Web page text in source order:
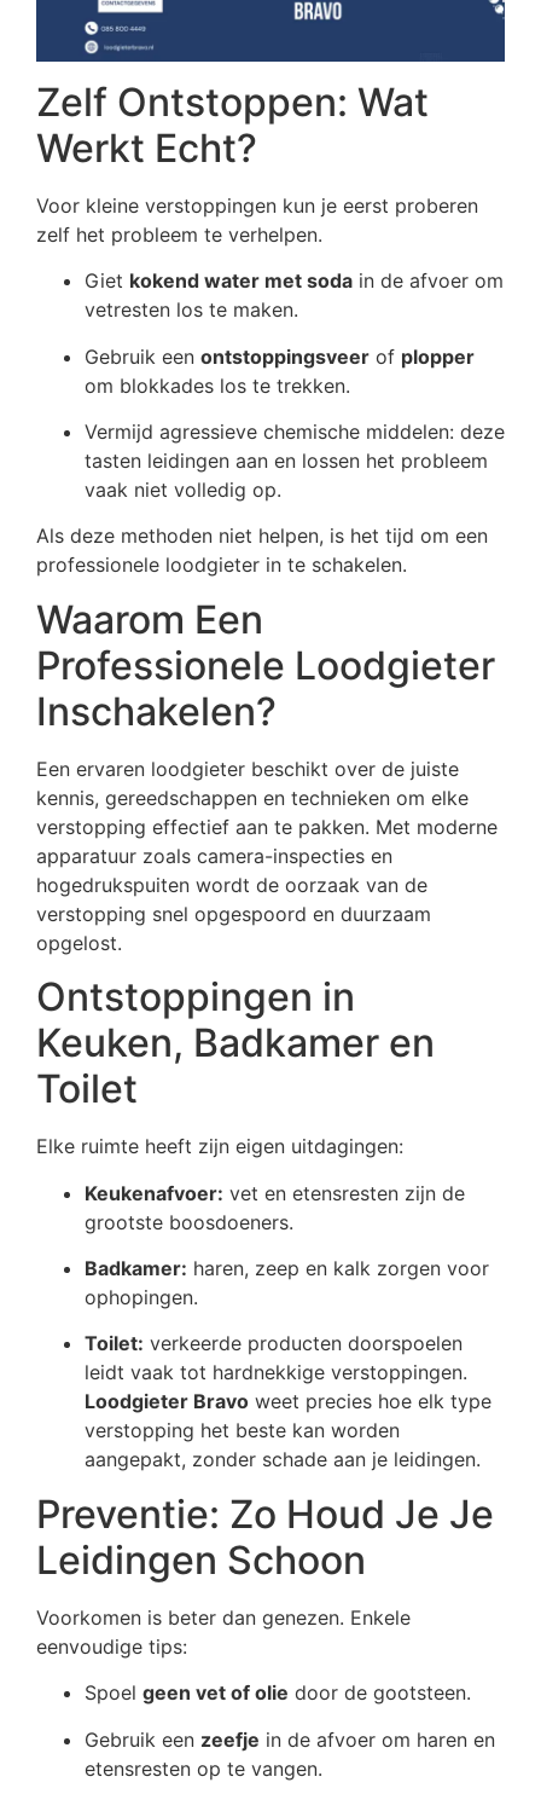
Zelf Ontstoppen: Wat
Werkt Echt?
Voor kleine verstoppingen kun je eerst proberen
zelf het probleem te verhelpen.
Giet kokend water met soda in de afvoer om
vetresten los te maken.
Gebruik een ontstoppingsveer of plopper
om blokkades los te trekken.
Vermijd agressieve chemische middelen: deze
tasten leidingen aan en lossen het probleem
vaak niet volledig op.
Als deze methoden niet helpen, is het tijd om een
professionele loodgieter in te schakelen.
Waarom Een
Professionele Loodgieter
Inschakelen?
Een ervaren loodgieter beschikt over de juiste
kennis, gereedschappen en technieken om elke
verstopping effectief aan te pakken. Met moderne
apparatuur zoals camera-inspecties en
hogedrukspuiten wordt de oorzaak van de
verstopping snel opgespoord en duurzaam
opgelost.
Ontstoppingen in
Keuken, Badkamer en
Toilet
Elke ruimte heeft zijn eigen uitdagingen:
Keukenafvoer: vet en etensresten zijn de
grootste boosdoeners.
Badkamer: haren, zeep en kalk zorgen voor
ophopingen.
Toilet: verkeerde producten doorspoelen
leidt vaak tot hardnekkige verstoppingen.
Loodgieter Bravo weet precies hoe elk type
verstopping het beste kan worden
aangepakt, zonder schade aan je leidingen.
Preventie: Zo Houd Je Je
Leidingen Schoon
Voorkomen is beter dan genezen. Enkele
eenvoudige tips:
Spoel geen vet of olie door de gootsteen.
Gebruik een zeefje in de afvoer om haren en
etensresten op te vangen.